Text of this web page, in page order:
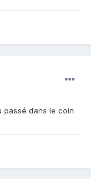
passé dans le coin